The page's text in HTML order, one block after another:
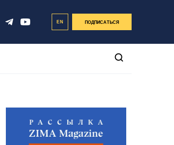
EN ПОДПИСАТЬСЯ